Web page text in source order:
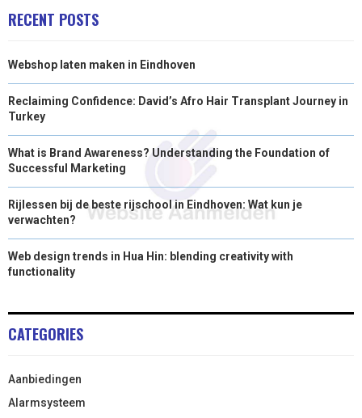
)
RECENT POSTS
Webshop laten maken in Eindhoven
Reclaiming Confidence: David’s Afro Hair Transplant Journey in
Turkey
What is Brand Awareness? Understanding the Foundation of
Successful Marketing
Rijlessen bij de beste rijschool in Eindhoven: Wat kun je
verwachten?
Web design trends in Hua Hin: blending creativity with
functionality
CATEGORIES
Aanbiedingen
Alarmsysteem